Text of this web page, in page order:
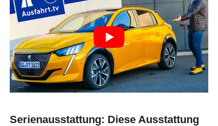
Serienausstattung: Diese Ausstattung